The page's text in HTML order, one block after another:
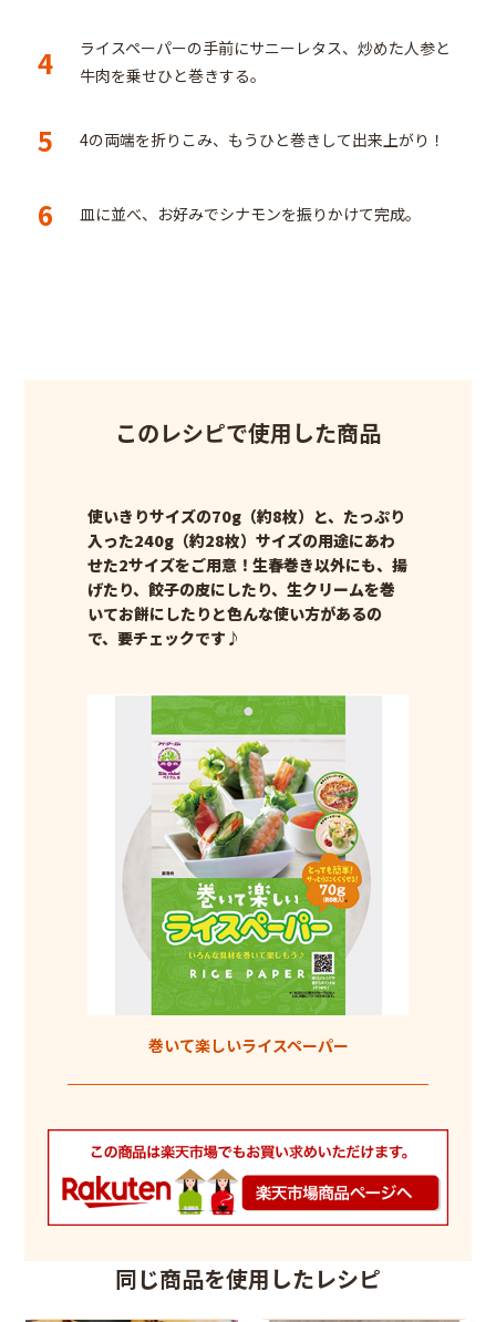
4
ライスペーパーの手前にサニーレタス、炒めた人参と
牛肉を乗せひと巻きする。
5 4の両端を折りこみ、もうひと巻きして出来上がり！
6 皿に並べ、お好みでシナモンを振りかけて完成。
このレシピで使用した商品
使いきりサイズの70g（約8枚）と、たっぷり
入った240g（約28枚）サイズの用途にあわ
せた2サイズをご用意！生春巻き以外にも、揚
げたり、餃子の皮にしたり、生クリームを巻
いてお餅にしたりと色んな使い方があるの
で、要チェックです♪
巻いて楽しいライスペーパー
同じ商品を使用したレシピ